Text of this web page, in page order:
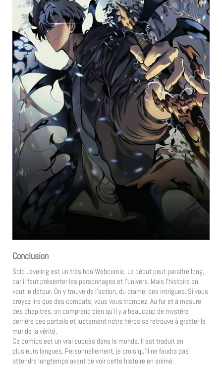
Conclusion
Solo Leveling est un très bon Webcomic. Le début peut paraître long,
car il faut présenter les personnages et l’univers. Mais l’histoire en
vaut le détour. On y trouve de l’action, du drame, des intrigues. Si vous
croyez lire que des combats, vous vous trompez. Au fur et à mesure
des chapitres, on comprend bien qu’il y a beaucoup de mystère
derrière ces portails et justement notre héros se retrouve à gratter le
mur de la vérité.
Ce comics est un vrai succès dans le monde. Il est traduit en
plusieurs langues. Personnellement, je crois qu’il ne faudra pas
attendre longtemps avant de voir cette histoire en animé.